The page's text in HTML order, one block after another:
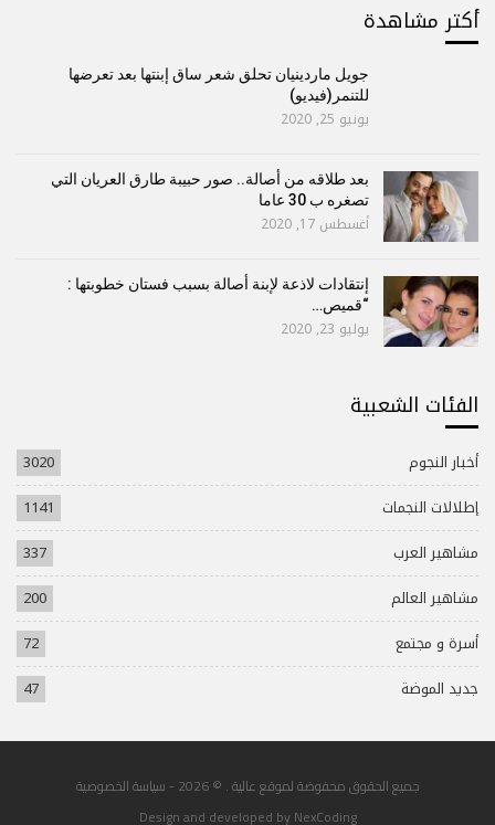
أكتر مشاهدة
جويل ماردينيان تحلق شعر ساق إبنتها بعد تعرضها
للتنمر(فيديو)
يونيو 25, 2020
بعد طلاقه من أصالة.. صور حبيبة طارق العريان التي
تصغره ب 30 عاما
أغسطس 17, 2020
إنتقادات لاذعة لإبنة أصالة بسبب فستان خطوبتها :
“قميص…
يوليو 23, 2020
الفئات الشعبية
أخبار النجوم
3020
إطلالات النجمات
1141
مشاهير العرب
337
مشاهير العالم
200
أسرة و مجتمع
72
جديد الموضة
47
جميع الحقوق محفوضة لموقع عالية . © 2026 -
سياسة الخصوصية
Design and developed byNexCoding